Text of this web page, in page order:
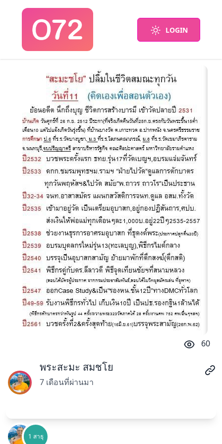
LOGIN
60
พระสะมะ สมชโย
7 เดือนที่ผ่านมา
1 สาธุ